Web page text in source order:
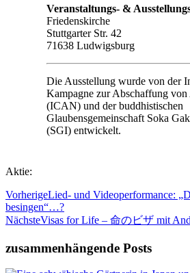
Veranstaltungs- &
Friedenskirche
Stuttgarter Str. 42
71638 Ludwigsburg
Die Ausstellung wurde von der
Kampagne zur Abschaffung
(ICAN) und der buddhistischen
Glaubensgemeinschaft Soka
(SGI) entwickelt.
Aktie:
VorherigeLied- und Videoperformance:
besingen“…?
NächsteVisas for Life – 命のビザ mit
zusammenhängende Posts